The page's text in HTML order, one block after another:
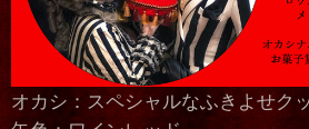
オカシ：スペシャルなふきよせク